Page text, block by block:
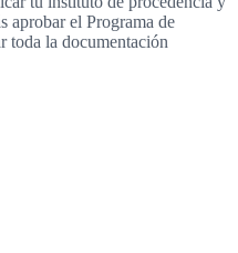
aprobar el Programa de
la documentación